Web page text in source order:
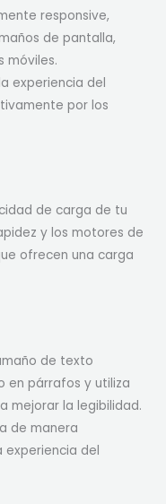
responsive,
de pantalla,
móviles.
experiencia del
por los
de carga de tu
y los motores de
ofrecen una carga
de texto
en párrafos y utiliza
mejorar la legibilidad.
de manera
experiencia del